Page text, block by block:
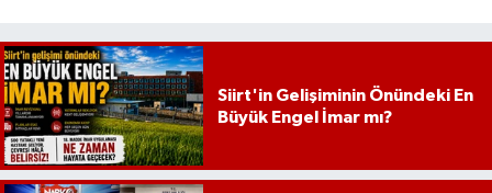
Siirt'in Gelişiminin Önündeki En
Büyük Engel İmar mı?